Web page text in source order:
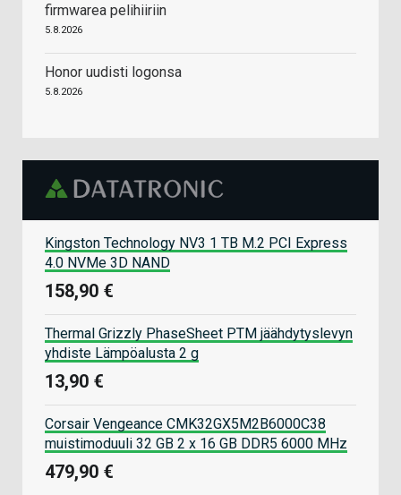
firmwarea pelihiiriin
5.8.2026
Honor uudisti logonsa
5.8.2026
Kingston Technology NV3 1 TB M.2 PCI Express
4.0 NVMe 3D NAND
158,90 €
Thermal Grizzly PhaseSheet PTM jäähdytyslevyn
yhdiste Lämpöalusta 2 g
13,90 €
Corsair Vengeance CMK32GX5M2B6000C38
muistimoduuli 32 GB 2 x 16 GB DDR5 6000 MHz
479,90 €